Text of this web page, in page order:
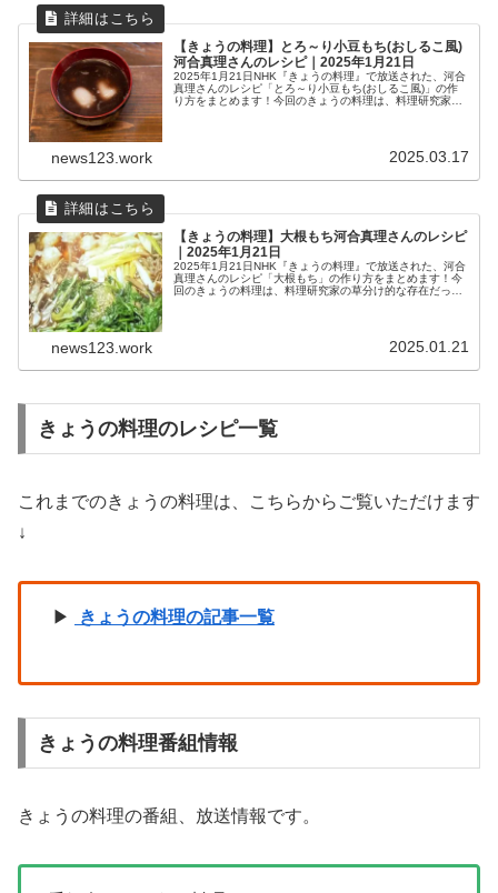
【きょうの料理】とろ～り小豆もち(おしるこ風)
河合真理さんのレシピ｜2025年1月21日
2025年1月21日NHK『きょうの料理』で放送された、河合
真理さんのレシピ「とろ～り小豆もち(おしるこ風)」の作
り方をまとめます！今回のきょうの料理は、料理研究家の
の料理』で放送された、河合真理さんのレシピ「とろ～り
news123.work 2025.03.17
【きょうの料理】大根もち河合真理さんのレシピ
｜2025年1月21日
2025年1月21日NHK『きょうの料理』で放送された、河合
真理さんのレシピ「大根もち」の作り方をまとめます！今
回のきょうの料理は、料理研究家の草分け的な存在だった
た、河合真理さんのレシピ「大根もち」の作り方を紹介し
news123.work 2025.01.21
きょうの料理のレシピ一覧
これまでのきょうの料理は、こちらからご覧いただけます
↓
▶ きょうの料理の記事一覧
きょうの料理番組情報
きょうの料理の番組、放送情報です。